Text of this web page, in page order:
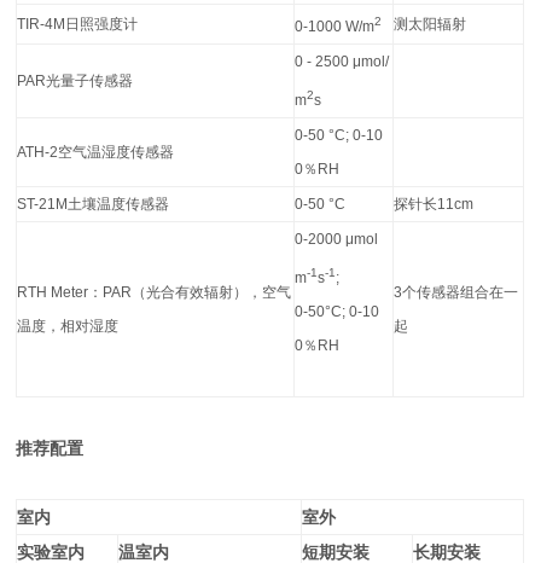
TIR-4M 日照强度计 0-1000 W/m2 测太阳辐射
PAR光量子传感器
0 - 2500 μmol/
m2s
ATH-2空气温湿度传感器
0-50 °C; 0-10
0％RH
ST-21M土壤温度传感器 0-50 °C 探针长11cm
RTH Meter ： PAR （光合有效辐射），空气
温度，相对湿度
0-2000 μmol
m-1 s-1 ;
0-50°C; 0-10
0％RH
3个传感器组合在一
起
推荐配置
室内
室外
实验室内
温室内 短期安装 长期安装